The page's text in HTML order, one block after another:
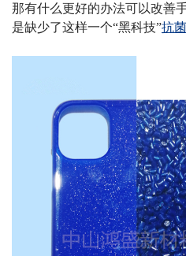
那有什么更好的办法可以改善
是缺少了这样一个“黑科技”抗